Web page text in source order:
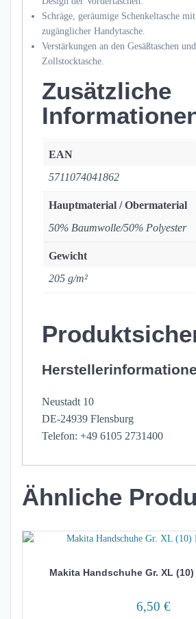
Schräge, geräumige Schenkeltasche
zugänglicher Handytasche.
Verstärkungen an den Gesäßtaschen
Zollstocktasche.
Zusätzliche
EAN
5711074041862
Hauptmaterial / Obermaterial
50% Baumwolle/50% Polyester
Gewicht
205 g/m²
Neustadt 10
DE-24939 Flensburg
Telefon: +49 6105 2731400
Ähnliche
Makita Handschuhe Gr. XL
6,50 €